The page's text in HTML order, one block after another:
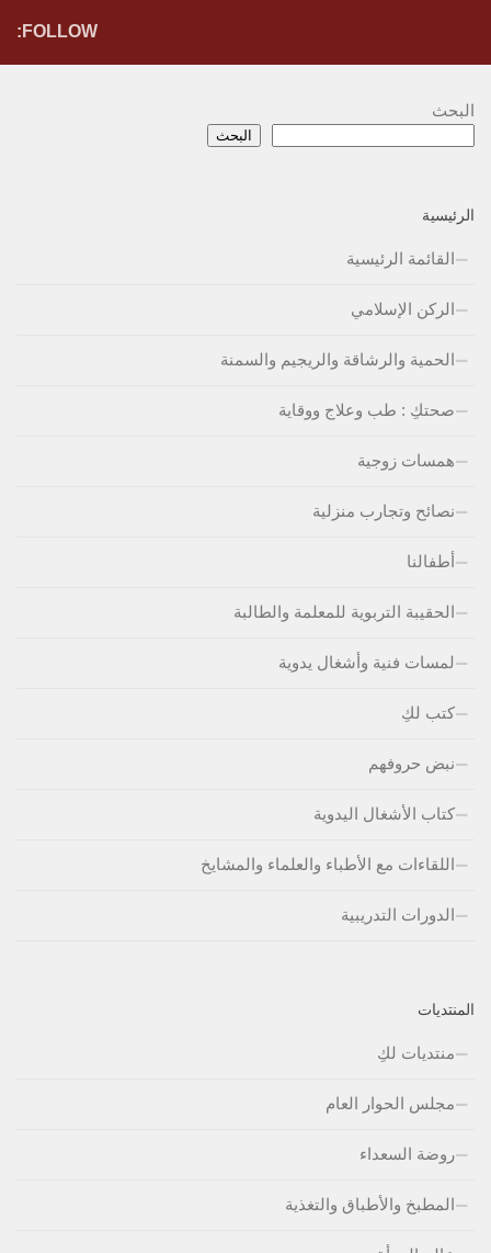
FOLLOW:
البحث
البحث
الرئيسية
القائمة الرئيسية
الركن الإسلامي
الحمية والرشاقة والريجيم والسمنة
صحتكِ : طب وعلاج ووقاية
همسات زوجية
نصائح وتجارب منزلية
أطفالنا
الحقيبة التربوية للمعلمة والطالبة
لمسات فنية وأشغال يدوية
كتب لكِ
نبض حروفهم
كتاب الأشغال اليدوية
اللقاءات مع الأطباء والعلماء والمشايخ
الدورات التدريبية
المنتديات
منتديات لكِ
مجلس الحوار العام
روضة السعداء
المطبخ والأطباق والتغذية